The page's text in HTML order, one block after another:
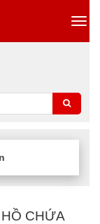
CHỨA